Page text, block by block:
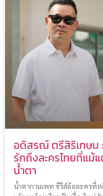
อดิสรณ์ ตรีสิริเกษม :
รักถึงละครไทยที่แม้
น้ำตา
น้ำตากามเพท ซีรีส์ล้อละครที่